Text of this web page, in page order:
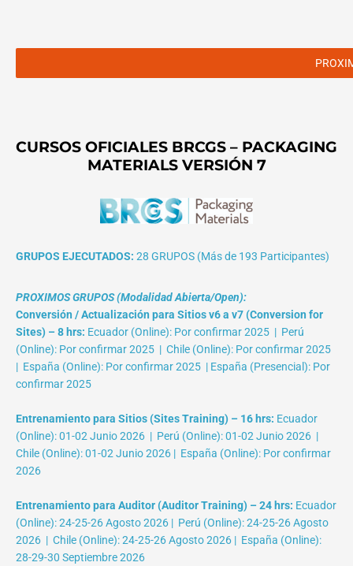
CURSOS OFICIALES BRCGS – PACKAGING
MATERIALS VERSIÓN 7
GRUPOS EJECUTADOS: 28 GRUPOS (Más de 193 Participantes)
PROXIMOS GRUPOS (Modalidad Abierta/Open):
Conversión / Actualización para Sitios v6 a v7 (Conversion for
Sites) – 8 hrs: Ecuador (Online): Por confirmar 2025 | Perú
(Online): Por confirmar 2025 | Chile (Online): Por confirmar 2025
| España (Online): Por confirmar 2025 | España (Presencial): Por
confirmar 2025
Entrenamiento para Sitios (Sites Training) – 16 hrs: Ecuador
(Online): 01-02 Junio 2026 | Perú (Online): 01-02 Junio 2026 |
Chile (Online): 01-02 Junio 2026 | España (Online): Por confirmar
2026
Entrenamiento para Auditor (Auditor Training) – 24 hrs: Ecuador
(Online): 24-25-26 Agosto 2026 | Perú (Online): 24-25-26 Agosto
2026 | Chile (Online): 24-25-26 Agosto 2026 | España (Online):
28-29-30 Septiembre 2026